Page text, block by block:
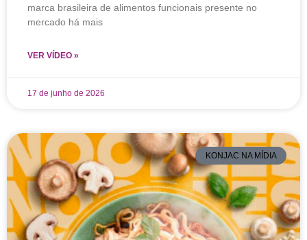
marca brasileira de alimentos funcionais presente no
mercado há mais
VER VÍDEO »
17 de junho de 2026
KONJAC NA MÍDIA